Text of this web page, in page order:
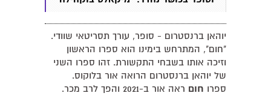
יוהאן ברנסטרום - סופר, עורך תסריטאי שוודי.
"חום", המתרחש בימינו הוא ספרו הראשון
וזיכה אותו בשבחי התקשורת. זהו ספרו השני
של יוהאן ברנסטרום הרואה אור בלוקוס.
ספרו חום ראה אור ב-2021 והפך לרב מכר.